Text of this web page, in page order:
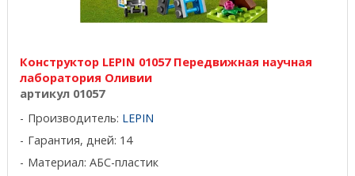
Конструктор LEPIN 01057 Передвижная научная
лаборатория Оливии
артикул 01057
Производитель: LEPIN
Гарантия, дней: 14
Материал: АБС-пластик